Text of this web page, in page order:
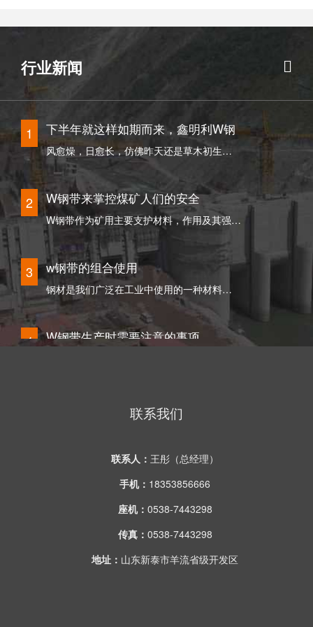
行业新闻
1 下半年就这样如期而来，鑫明利W钢
风愈燥，日愈长，仿佛昨天还是草木初生的光景，一转眼，就…
2 W钢带来掌控煤矿人们的安全
3 w钢带的组合使用
4 W钢带生产时需要注意的事项
1W钢带钻孔时应记录地层变化情况，核实地层分界面、滑…
W钢带的技术优越性（同平钢带相比
下半年就这样如期而来，鑫明利W钢
风愈燥，日愈长，仿佛昨天还是草木初生的光景，一转眼，就…
联系我们
联系人： 王彤（总经理）
手机： 18353856666
座机： 0538-7443298
传真： 0538-7443298
地址： 山东新泰市羊流省级开发区